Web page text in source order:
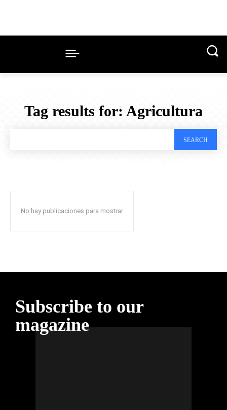
Tag results for: Agricultura
SEARCH
No hay publicaciones para mostrar
Subscribe to our
magazine